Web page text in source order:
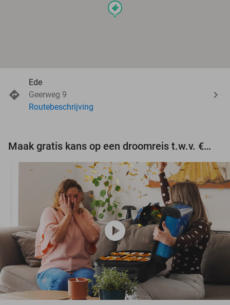
events
Ede
Geerweg 9
Routebeschrijving
Maak gratis kans op een droomreis t.w.v. €3.000!
play_circle